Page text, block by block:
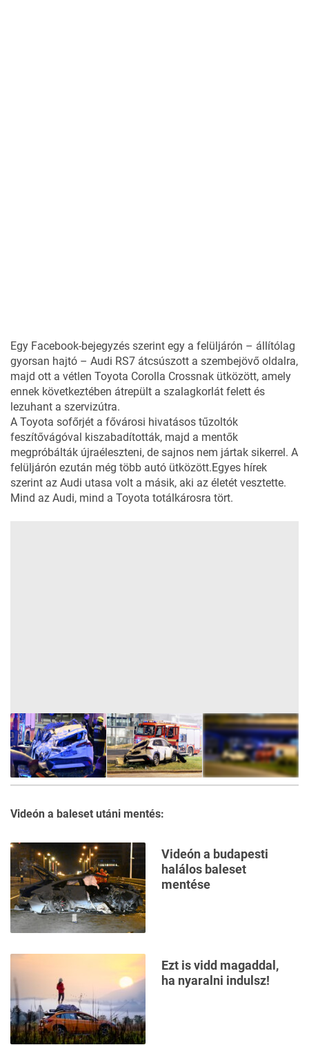
Egy Facebook-bejegyzés szerint egy a felüljárón – állítólag
gyorsan hajtó – Audi RS7 átcsúszott a szembejövő oldalra,
majd ott a vétlen Toyota Corolla Crossnak ütközött, amely
ennek következtében átrepült a szalagkorlát felett és
lezuhant a szervizútra.
A Toyota sofőrjét a fővárosi hivatásos tűzoltók
feszítővágóval kiszabadították, majd a mentők
megpróbálták újraéleszteni, de sajnos nem jártak sikerrel. A
felüljárón ezután még több autó ütközött.Egyes hírek
szerint az Audi utasa volt a másik, aki az életét vesztette.
Mind az Audi, mind a Toyota totálkárosra tört.
Videón a baleset utáni mentés:
Videón a budapesti
halálos baleset
mentése
Ezt is vidd magaddal,
ha nyaralni indulsz!